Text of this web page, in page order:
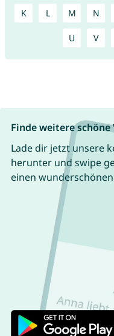
K L M N
U V
Finde weitere schöne
Lade dir jetzt unsere
herunter und swipe
einen